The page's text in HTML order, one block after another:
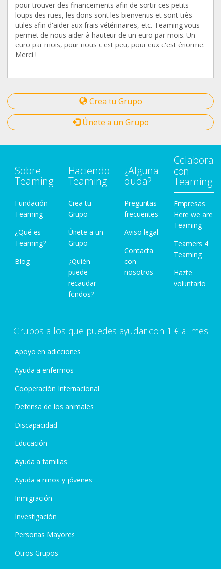
pour trouver des financements afin de sortir ces petits
loups des rues, les dons sont les bienvenus et sont très
utiles afin d'aider aux frais vétérinaires, etc. Teaming vous
permet de nous aider à hauteur de un euro par mois. Un
euro par mois, pour nous c'est peu, pour eux c'est énorme.
Merci !
Crea tu Grupo
Únete a un Grupo
Sobre
Teaming
Fundación
Teaming
¿Qué es
Teaming?
Blog
Haciendo
Teaming
Crea tu
Grupo
Únete a un
Grupo
¿Quién
puede
recaudar
fondos?
¿Alguna
duda?
Preguntas
frecuentes
Aviso legal
Contacta
con
nosotros
Colabora
con
Teaming
Empresas
Here we are
Teaming
Teamers 4
Teaming
Hazte
voluntario
Grupos a los que puedes ayudar con 1 € al mes
Apoyo en adicciones
Ayuda a enfermos
Cooperación Internacional
Defensa de los animales
Discapacidad
Educación
Ayuda a familias
Ayuda a niños y jóvenes
Inmigración
Investigación
Personas Mayores
Otros Grupos